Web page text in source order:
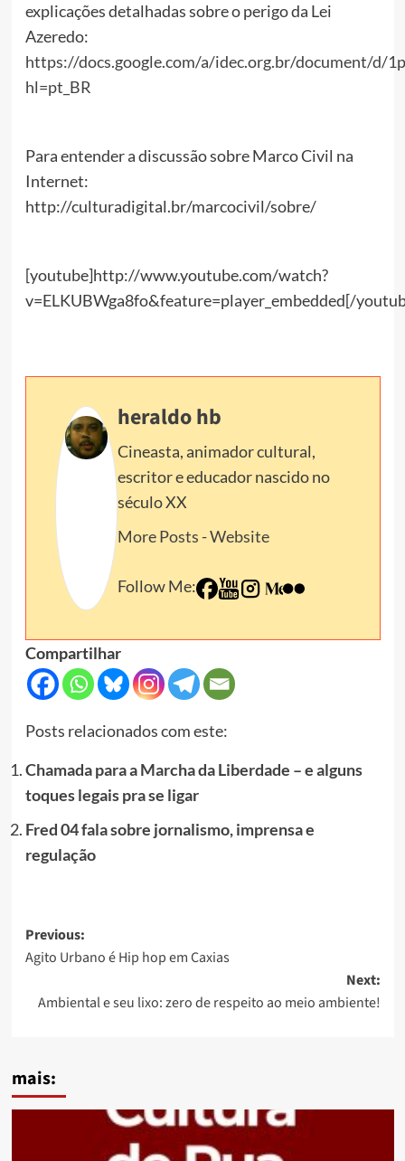
explicações detalhadas sobre o perigo da Lei
Azeredo:
https://docs.google.com/a/idec.org.br/document/d/
hl=pt_BR
Para entender a discussão sobre Marco Civil na
Internet:
http://culturadigital.br/marcocivil/sobre/
[youtube]http://www.youtube.com/watch?
v=ELKUBWga8fo&feature=player_embedded[/
heraldo hb
Cineasta, animador cultural,
escritor e educador nascido no
século XX
More Posts -Website
Follow Me:
Compartilhar
Posts relacionados com este:
Chamada para a Marcha da Liberdade – e alguns
toques legais pra se ligar
Fred 04 fala sobre jornalismo, imprensa e
regulação
Post
navigation
Previous:
Agito Urbano é Hip hop em Caxias
Next:
Ambiental e seu lixo: zero de respeito ao meio ambiente!
mais: